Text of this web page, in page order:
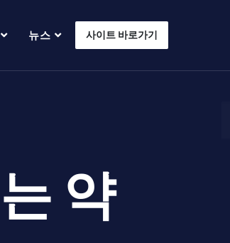
뉴스 사이트 바로가기
약